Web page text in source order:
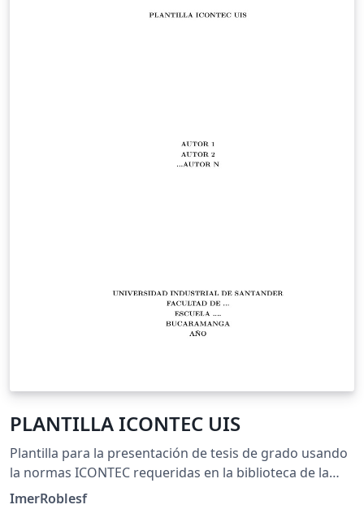
PLANTILLA ICONTEC UIS
Plantilla para la presentación de tesis de grado usando
la normas ICONTEC requeridas en la biblioteca de la
Universidad Industrial de Santander - UIS
ImerRoblesf